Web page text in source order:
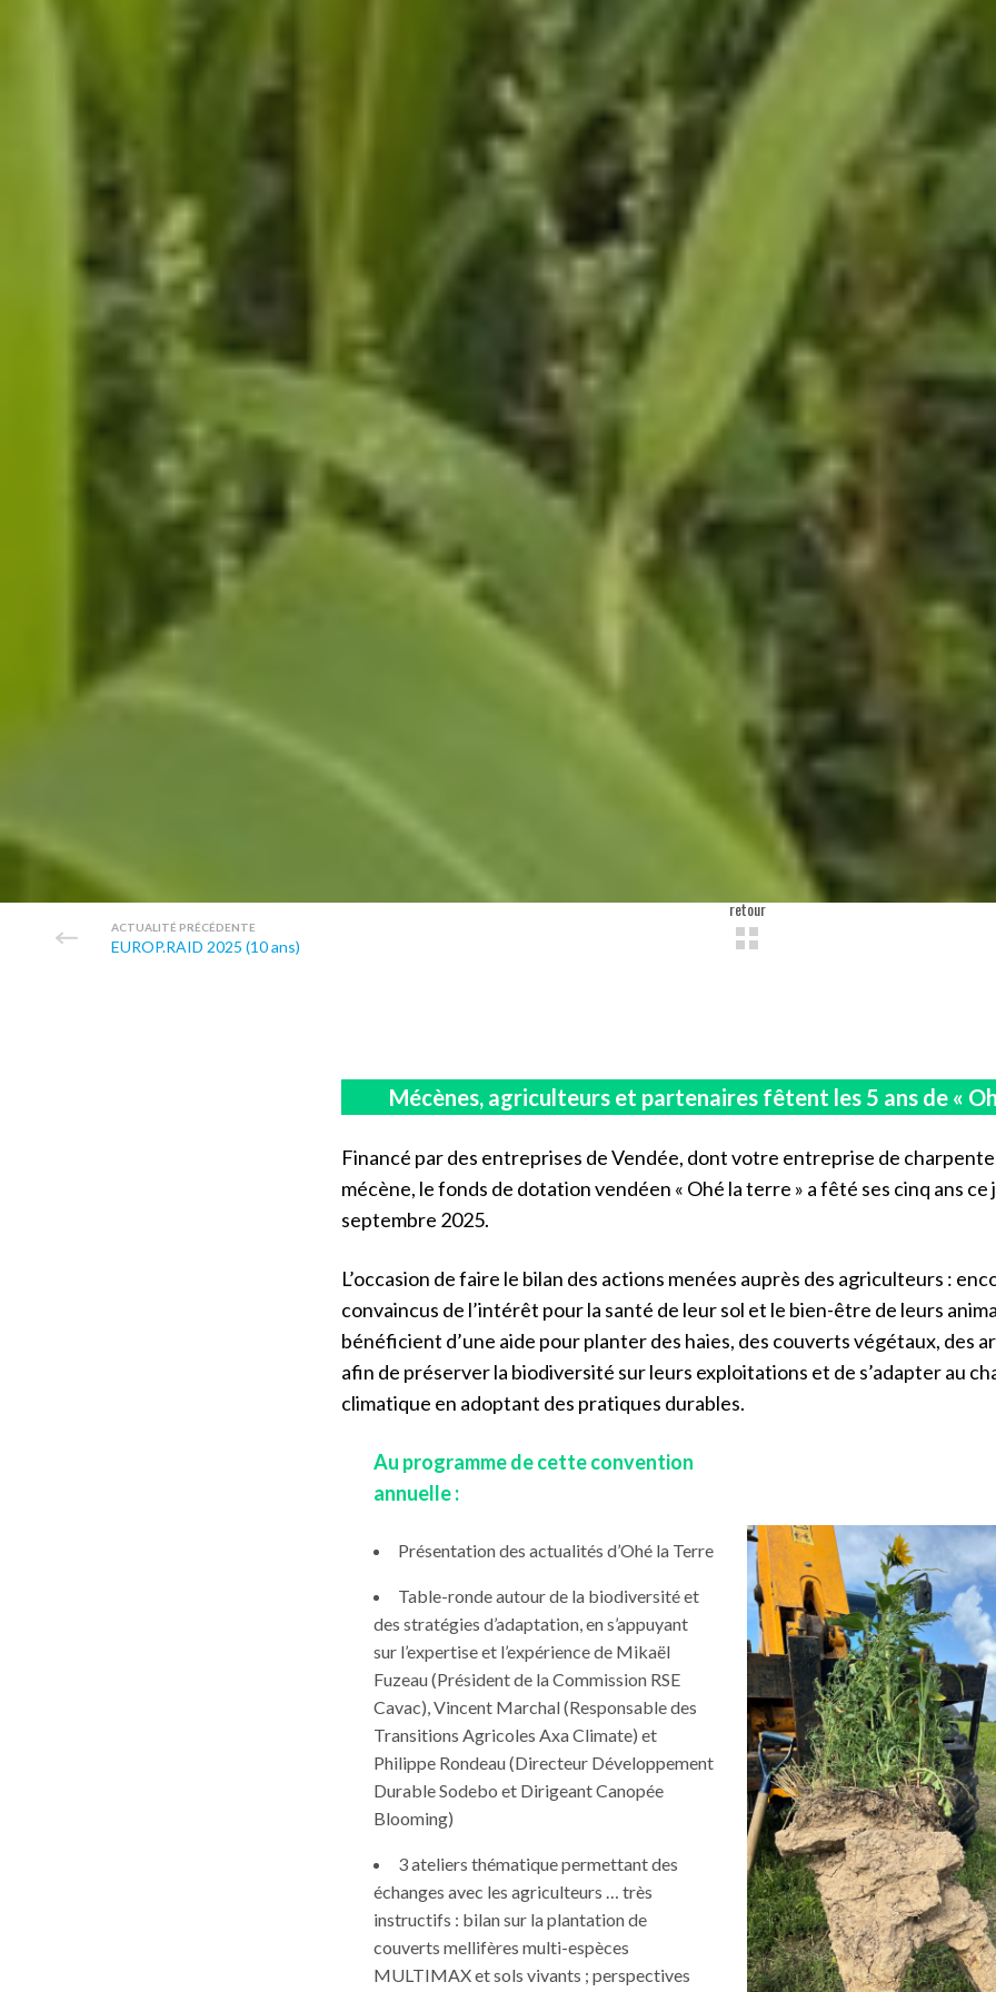
retour
ACTUALITÉ PRÉCÉDENTE
EUROP.RAID 2025 (10 ans)
Mécènes, agriculteurs et partenaires fêtent les 5 ans de «
Financé par des entreprises de Vendée, dont votre entreprise de
mécène, le fonds de dotation vendéen « Ohé la terre » a fêté ses cinq ans ce
septembre 2025.
L’occasion de faire le bilan des actions menées auprès des agriculteurs :
convaincus de l’intérêt pour la santé de leur sol et le bien-être de leurs
bénéficient d’une aide pour planter des haies, des couverts végétaux, des
afin de préserver la biodiversité sur leurs exploitations et de s’adapter au
climatique en adoptant des pratiques durables.
Au programme de cette convention
annuelle :
Présentation des actualités d’Ohé la Terre
Table-ronde autour de la biodiversité et
des stratégies d’adaptation, en s’appuyant
sur l’expertise et l’expérience de Mikaël
Fuzeau (Président de la Commission RSE
Cavac), Vincent Marchal (Responsable des
Transitions Agricoles Axa Climate) et
Philippe Rondeau (Directeur Développement
Durable Sodebo et Dirigeant Canopée
Blooming)
3 ateliers thématique permettant des
échanges avec les agriculteurs … très
instructifs : bilan sur la plantation de
couverts mellifères multi-espèces
MULTIMAX et sols vivants ; perspectives